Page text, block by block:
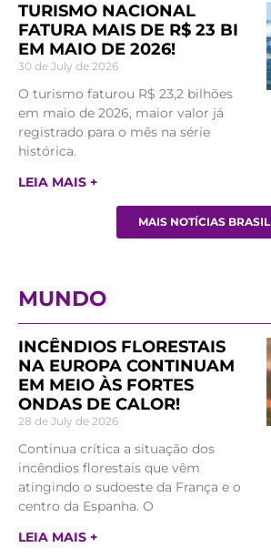
TURISMO NACIONAL
FATURA MAIS DE R$ 23 BI
EM MAIO DE 2026!
30 de July de 2026
O turismo faturou R$ 23,2 bilhões
em maio de 2026, maior valor já
registrado para o mês na série
histórica.
LEIA MAIS +
MAIS NOTÍCIAS BRASIL
MUNDO
INCÊNDIOS FLORESTAIS
NA EUROPA CONTINUAM
EM MEIO ÀS FORTES
ONDAS DE CALOR!
28 de July de 2026
Continua crítica a situação dos
incêndios florestais que vêm
atingindo o sudoeste da França e o
centro da Espanha. O
LEIA MAIS +